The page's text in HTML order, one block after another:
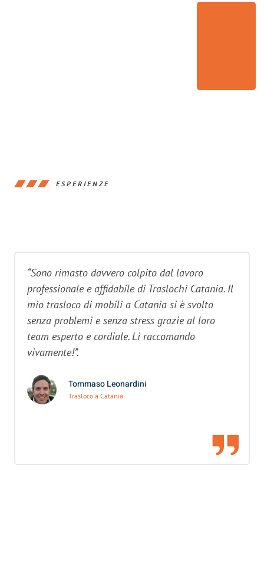
ESPERIENZE
“Sono rimasto davvero colpito dal lavoro
professionale e affidabile di Traslochi Catania. Il
mio trasloco di mobili a Catania si è svolto
senza problemi e senza stress grazie al loro
team esperto e cordiale. Li raccomando
vivamente!”.
Tommaso Leonardini
Trasloco a Catania